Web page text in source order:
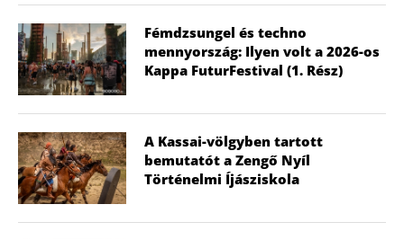
Fémdzsungel és techno
mennyország: Ilyen volt a 2026-os
Kappa FuturFestival (1. Rész)
A Kassai-völgyben tartott
bemutatót a Zengő Nyíl
Történelmi Íjásziskola